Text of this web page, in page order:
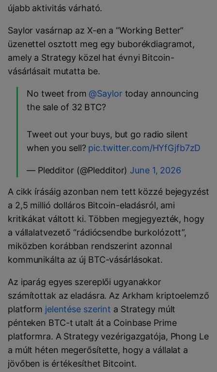
újabb aktivitás várható.
Saylor vasárnap az X-en a “Working Better”
üzenettel osztott meg egy buborékdiagramot,
amely a Strategy közel hat évnyi Bitcoin-
vásárlásait mutatta be.
No tweet from @Saylortoday announcing
the sale of 32 BTC?
Tweet out your buys, but go radio silent
when you sell? pic.twitter.com/HYfGjfb7zD
— Pledditor (@Pledditor) June 1, 2026
A cikk írásáig azonban nem tett közzé bejegyzést
a 2,5 millió dolláros Bitcoin-eladásról, ami
kritikákat váltott ki. Többen megjegyezték, hogy
a vállalatvezető “rádiócsendbe burkolózott”,
miközben korábban rendszerint azonnal
kommunikálta az új BTC-vásárlásokat.
Az iparág egyes szereplői ugyanakkor
számítottak az eladásra. Az Arkham kriptoelemző
platform jelentése szerint a Strategy múlt
pénteken BTC-t utalt át a Coinbase Prime
platformra. A Strategy vezérigazgatója, Phong Le
a múlt héten megerősítette, hogy a vállalat a
jövőben is értékesíthet Bitcoint.